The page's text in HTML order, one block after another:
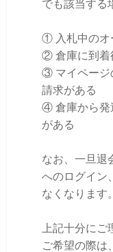
でも該当する
① 入札中のオ
② 倉庫に到着
③ マイページ
請求がある
④ 倉庫から発
がある
なお、一旦退
へのログイン
なくなります。
上記十分に
ご希望の際は、